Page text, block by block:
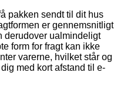
pakken sendt til dit hus
er gennemsnitligt
derudover ualmindeligt
form for fragt kan ikke
varerne, hvilket står og
med kort afstand til e-